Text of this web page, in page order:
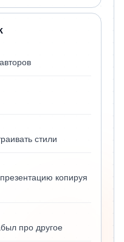
стили
копируя
про другое